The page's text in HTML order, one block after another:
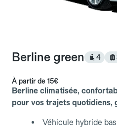
Berline green 4
À partir de 15€
Berline climatisée,
pour vos trajets quotidiens,
Véhicule hybride